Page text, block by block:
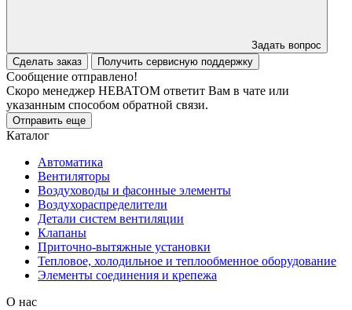
Задать вопрос
Сделать заказ
Получить сервисную поддержку
Сообщение отправлено!
Скоро менеджер НЕВАТОМ ответит Вам в чате или
указанным способом обратной связи.
Отправить еще
Каталог
Автоматика
Вентиляторы
Воздуховоды и фасонные элементы
Воздухораспределители
Детали систем вентиляции
Клапаны
Приточно-вытяжные установки
Тепловое, холодильное и теплообменное оборудование
Элементы соединения и крепежа
О нас